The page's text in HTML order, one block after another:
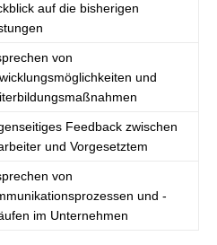
auf die bisherigen
von
und
Feedback zwischen
und Vorgesetztem
von
und -
im Unternehmen